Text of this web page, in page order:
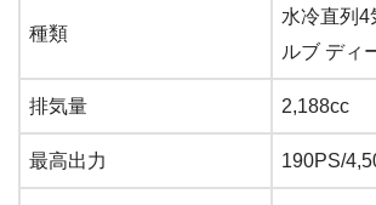
種類
水冷直列
ルブ ディ
排気量 2,188cc
最高出力 190PS/